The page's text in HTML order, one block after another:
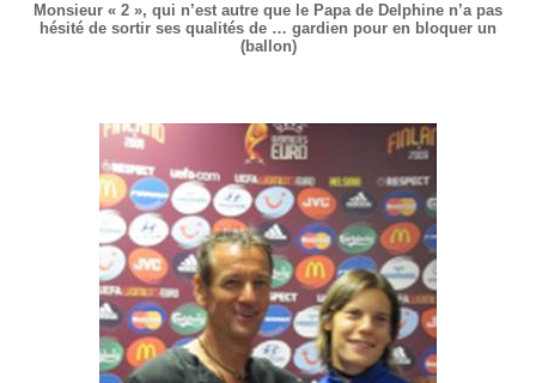
Monsieur « 2 », qui n’est autre que le Papa de Delphine n’a pas
hésité de sortir ses qualités de … gardien pour en bloquer un
(ballon)